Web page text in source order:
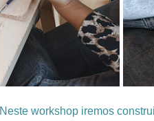
Neste workshop iremos